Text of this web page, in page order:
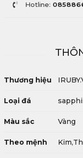
Hotline:
Thương hiệu
Loại đá
Màu sắc Vàng
Theo mệnh